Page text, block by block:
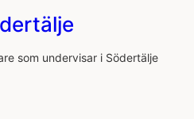
som undervisar i Södertälje